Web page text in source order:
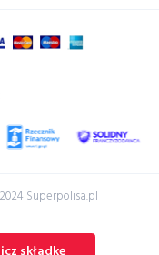
Superpolisa.pl